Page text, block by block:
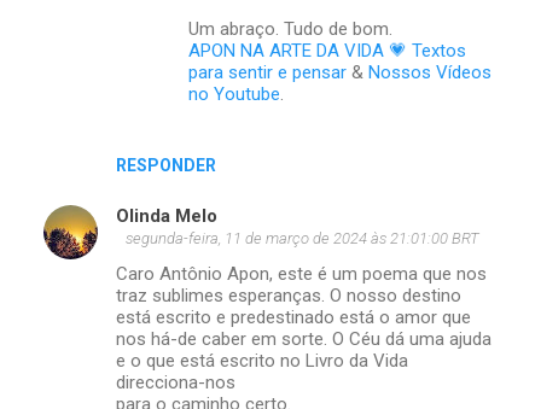
RESPONDER
Um abraço. Tudo de bom.
APON NA ARTE DA VIDA 💗 Textos
para sentir e pensar & Nossos Vídeos
no Youtube
Olinda Melo
segunda-feira, 11 de março de 2024 às 21:01:00 BRT
Caro Antônio Apon, este é um poema que nos
traz sublimes esperanças. O nosso destino
está escrito e predestinado está o amor que
nos há-de caber em sorte. O Céu dá uma ajuda
e o que está escrito no Livro da Vida
direcciona-nos
para o caminho certo.